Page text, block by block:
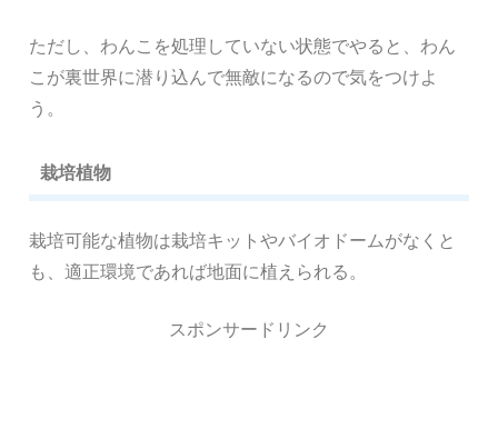
ただし、わんこを処理していない状態でやると、わん
こが裏世界に潜り込んで無敵になるので気をつけよ
う。
栽培植物
栽培可能な植物は栽培キットやバイオドームがなくと
も、適正環境であれば地面に植えられる。
スポンサードリンク